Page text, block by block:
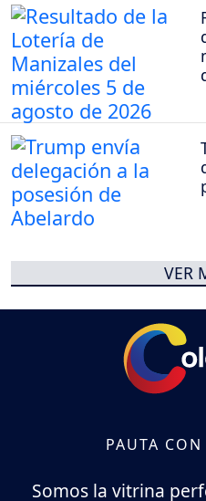
VER
PAUTA
Somos la vitrina